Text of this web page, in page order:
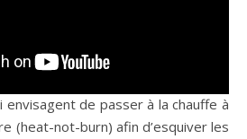
envisagent de passer à la chauffe à
(heat-not-burn) afin d’esquiver les